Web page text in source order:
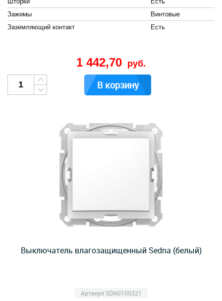
Зажимы
Винтовые
Заземляющий контакт
Есть
1 442,70 руб.
В корзину
Выключатель влагозащищенный Sedna (белый)
Артикул SDN0100321